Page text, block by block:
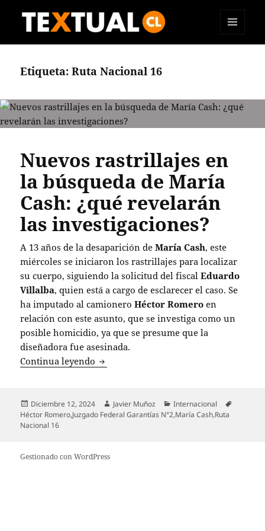
Etiqueta:Ruta Nacional 16
Nuevos rastrillajes en
la búsqueda de María
Cash: ¿qué revelarán
las investigaciones?
A 13 años de la desaparición deMaría Cash, este
miércoles se iniciaron los rastrillajes para localizar
su cuerpo, siguiendo la solicitud del fiscalEduardo
Villalba, quien está a cargo de esclarecer el caso. Se
ha imputado al camioneroHéctor Romero en
relación con este asunto, que se investiga como un
posible homicidio, ya que se presume que la
diseñadora fue asesinada.
Continua leyendo Nuevos rastrillajes en la búsqueda de
Publicado
el
Diciembre 12, 2024 Autor
Javier Muñoz Categorías
Internacional
Héctor Romero,Juzgado Federal Garantías N°2,María Cash,Ruta
Nacional 16
Gestionado con WordPress